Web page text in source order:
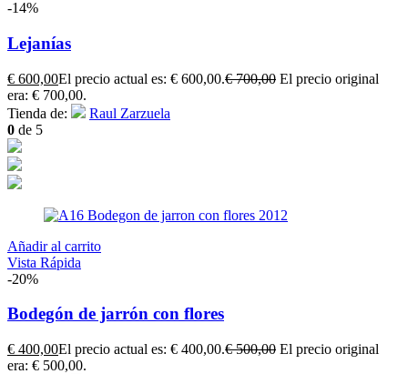
-14%
Lejanías
€ 600,00El precio actual es: € 600,00.€700,00 El precio original
era: € 700,00.
Tienda de:
Raul Zarzuela
0 de 5
Añadir al carrito
Vista Rápida
-20%
Bodegón de jarrón con flores
€ 400,00El precio actual es: € 400,00.€500,00 El precio original
era: € 500,00.